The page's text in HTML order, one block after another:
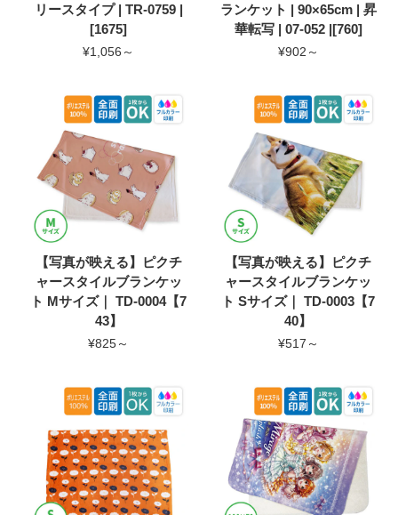
リースタイプ | TR-0759 |
[1675]
¥1,056～
ランケット | 90×65cm | 昇
華転写 | 07-052 |[760]
¥902～
【写真が映える】ピクチ
ャースタイルブランケッ
ト Mサイズ｜ TD-0004【7
43】
¥825～
【写真が映える】ピクチ
ャースタイルブランケッ
ト Sサイズ｜ TD-0003【7
40】
¥517～